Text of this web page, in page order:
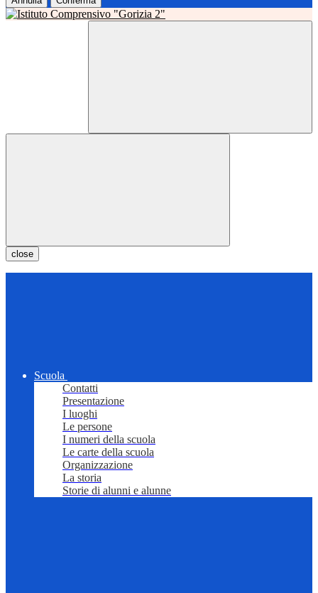
close
Scuola
Contatti
Presentazione
I luoghi
Le persone
I numeri della scuola
Le carte della scuola
Organizzazione
La storia
Storie di alunni e alunne